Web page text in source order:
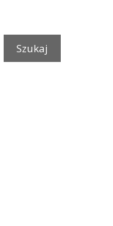
Szukaj